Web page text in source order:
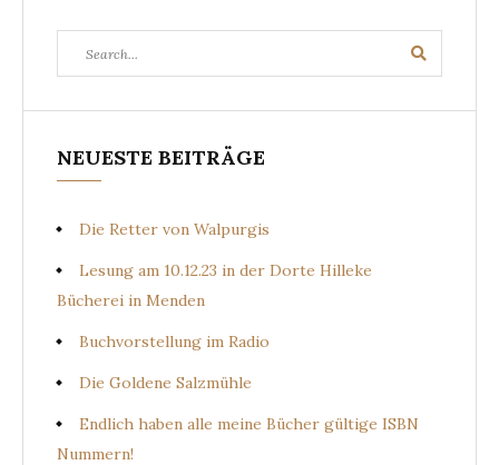
for:
Search
NEUESTE BEITRÄGE
Die Retter von Walpurgis
Lesung am 10.12.23 in der Dorte Hilleke
Bücherei in Menden
Buchvorstellung im Radio
Die Goldene Salzmühle
Endlich haben alle meine Bücher gültige ISBN
Nummern!